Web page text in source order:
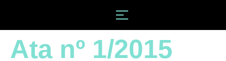
Ata nº 1/2015